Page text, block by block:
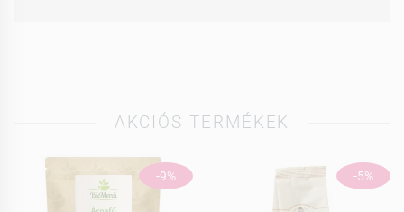
AKCIÓS TERMÉKEK
-9% -5%